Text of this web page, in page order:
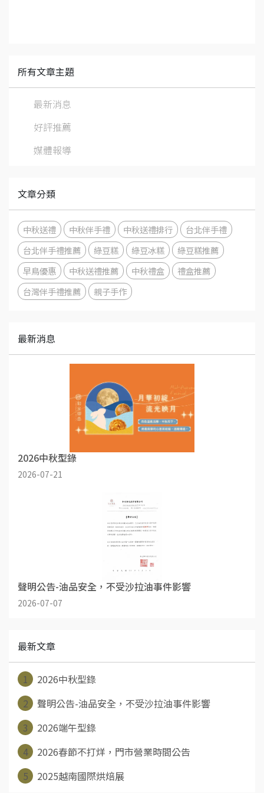
所有文章主題
最新消息
好評推薦
媒體報導
文章分類
中秋送禮 中秋伴手禮 中秋送禮排行
台北伴手禮
台北伴手禮推薦
綠豆糕 綠豆冰糕
綠豆糕推薦
早鳥優惠
中秋送禮推薦 中秋禮盒
禮盒推薦
台灣伴手禮推薦
親子手作
最新消息
2026中秋型錄
2026-07-21
聲明公告-油品安全，不受沙拉油事件影響
2026-07-07
最新文章
1
2026中秋型錄
2
聲明公告-油品安全，不受沙拉油事件影響
3
2026端午型錄
4
2026春節不打烊，門市營業時間公告
5
2025越南國際烘焙展